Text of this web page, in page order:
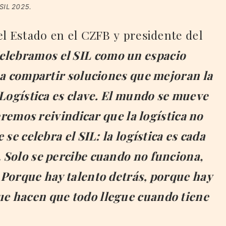
2025.
Estado en el CZFB y presidente del
el SIL como un espacio
compartir soluciones que mejoran la
es clave. El mundo se mueve
reivindicar que la logística no
celebra el SIL: la logística es cada
se percibe cuando no funciona,
hay talento detrás, porque hay
hacen que todo llegue cuando tiene